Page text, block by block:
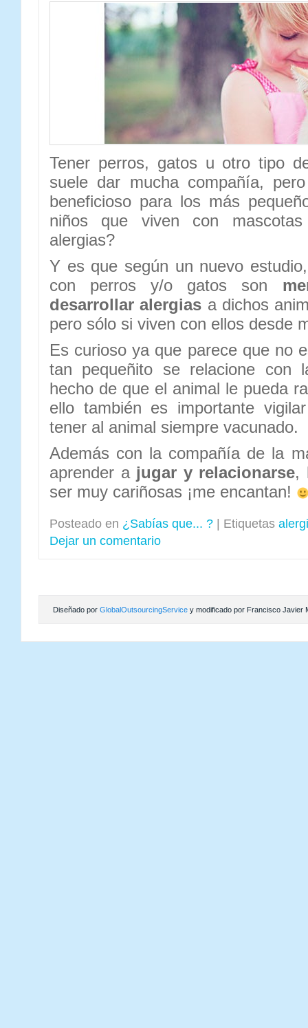
Tener perros, gatos u otro tipo
suele dar mucha compañía,
beneficioso para los más
niños que viven con mascotas
alergias?
Y es que según un nuevo
con perros y/o gatos son
desarrollar alergias a dichos
pero sólo si viven con ellos desde
Es curioso ya que parece que no
tan pequeñito se relacione con
hecho de que el animal le pueda
ello también es importante
tener al animal siempre vacunado.
Además con la compañía de la
aprender ajugar y relacionarse,
ser muy cariñosas ¡me encantan!
Posteado en ¿Sabías que... ? Etiquetas
Dejar un comentario
Diseñado por GlobalOutsourcingService y modificado por Francisco Javier